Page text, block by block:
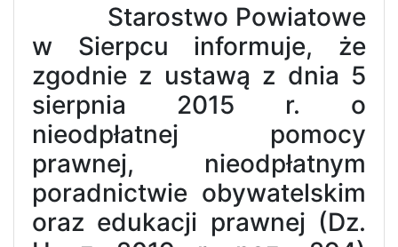
Starostwo Powiatowe
w Sierpcu informuje, że
zgodnie z ustawą z dnia 5
sierpnia 2015 r. o
nieodpłatnej pomocy
prawnej, nieodpłatnym
poradnictwie obywatelskim
oraz edukacji prawnej (Dz.